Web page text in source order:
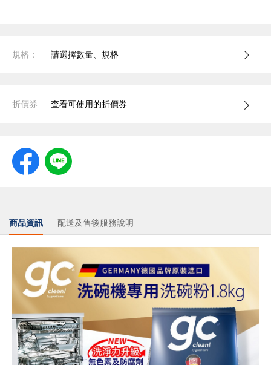
規格： 請選擇數量、規格
折價券 查看可使用的折價券
商品資訊 配送及售後服務說明